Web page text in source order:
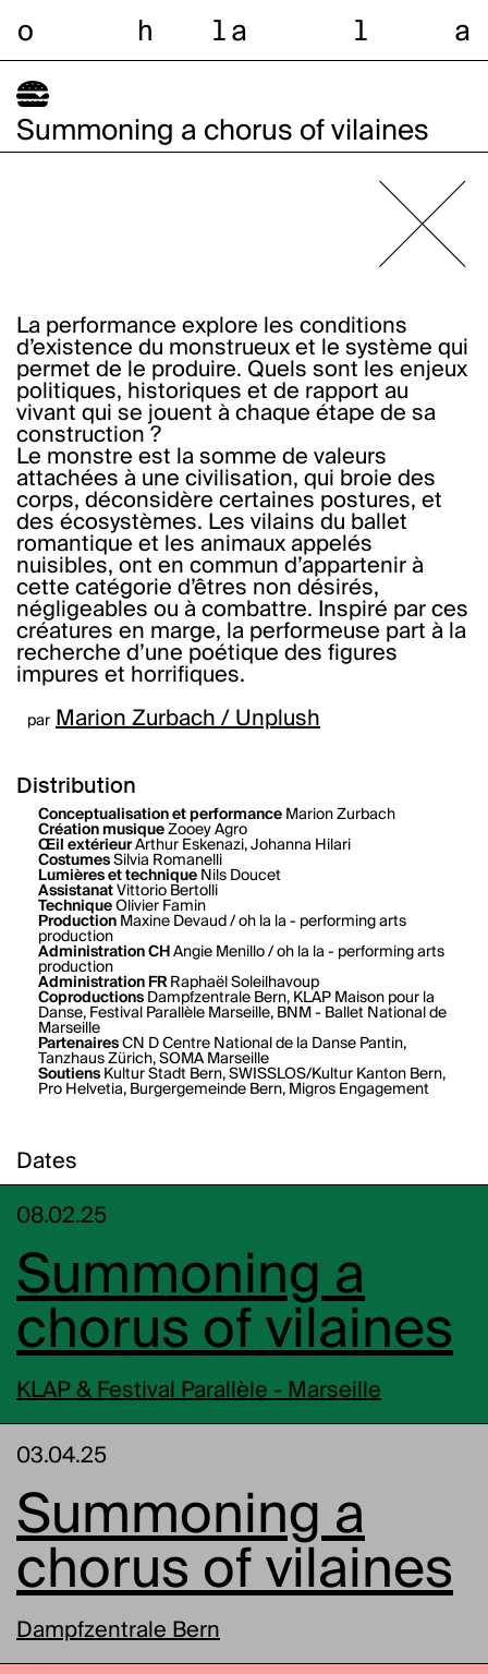
o h l a l a
Summoning a chorus of vilaines
La performance explore les conditions
d’existence du monstrueux et le système qui
permet de le produire. Quels sont les enjeux
politiques, historiques et de rapport au
vivant qui se jouent à chaque étape de sa
construction ?
Le monstre est la somme de valeurs
attachées à une civilisation, qui broie des
corps, déconsidère certaines postures, et
des écosystèmes. Les vilains du ballet
romantique et les animaux appelés
nuisibles, ont en commun d’appartenir à
cette catégorie d’êtres non désirés,
négligeables ou à combattre. Inspiré par ces
créatures en marge, la performeuse part à la
recherche d’une poétique des figures
impures et horrifiques.
par Marion Zurbach / Unplush
Distribution
Conceptualisation et performance Marion Zurbach
Création musique Zooey Agro
Œil extérieurArthur Eskenazi, Johanna Hilari
Costumes Silvia Romanelli
Lumières et technique Nils Doucet
Assistanat Vittorio Bertolli
Technique Olivier Famin
Production Maxine Devaud / oh la la - performing arts
production
Administration CH Angie Menillo / oh la la - performing arts
production
Administration FR Raphaël Soleilhavoup
Coproductions Dampfzentrale Bern, KLAP Maison pour la
Danse, Festival Parallèle Marseille, BNM - Ballet National de
Marseille
Partenaires CN D Centre National de la Danse Pantin,
Tanzhaus Zürich, SOMA Marseille
Soutiens Kultur Stadt Bern, SWISSLOS/Kultur Kanton Bern,
Pro Helvetia, Burgergemeinde Bern, Migros Engagement
Dates
08.02.25
Summoning a
chorus of vilaines
KLAP & Festival Parallèle - Marseille
03.04.25
Summoning a
chorus of vilaines
Dampfzentrale Bern